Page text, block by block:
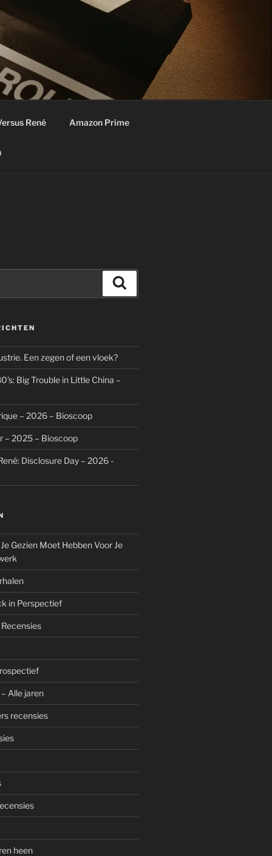
René Amazon Prime
Een zegen of een vloek?
Big Trouble in Little China –
– 2026 – Bioscoop
– 2025 – Bioscoop
Disclosure Day – 2026 -
Gezien Moet Hebben Voor Je
in Perspectief
Alle jaren
recensies
heen